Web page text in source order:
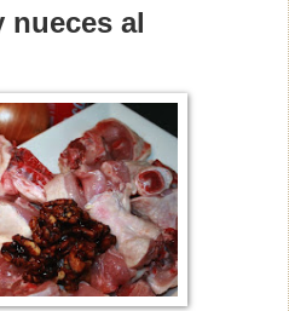
nueces al